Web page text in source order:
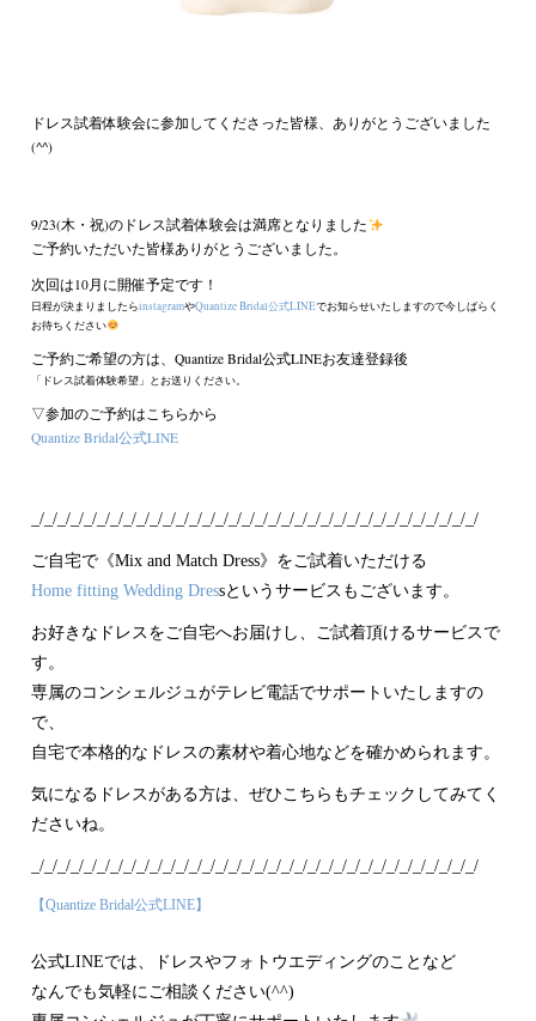
ドレス試着体験会に参加してくださった皆様、ありがとうございました
(^^)
9/23(木・祝)のドレス試着体験会は満席となりました
ご予約いただいた皆様ありがとうございました。
次回は10月に開催予定です！
日程が決まりましたらinstagramやQuantize Bridal公式LINEでお知らせいたしますので今しばらく
お待ちください
ご予約ご希望の方は、Quantize Bridal公式LINEお友達登録後
「ドレス試着体験希望」とお送りください。
▽参加のご予約はこちらから
Quantize Bridal公式LINE
_/_/_/_/_/_/_/_/_/_/_/_/_/_/_/_/_/_/_/_/_/_/_/_/_/_/_/_/_/_/_/_/_/_/
ご自宅で《Mix and Match Dress》をご試着いただける
Home fitting Wedding Dressというサービスもございます。
お好きなドレスをご自宅へお届けし、ご試着頂けるサービスで
す。
専属のコンシェルジュがテレビ電話でサポートいたしますの
で、
自宅で本格的なドレスの素材や着心地などを確かめられます。
気になるドレスがある方は、ぜひこちらもチェックしてみてく
ださいね。
_/_/_/_/_/_/_/_/_/_/_/_/_/_/_/_/_/_/_/_/_/_/_/_/_/_/_/_/_/_/_/_/_/_/
【Quantize Bridal公式LINE】
公式LINEでは、ドレスやフォトウエディングのことなど
なんでも気軽にご相談ください(^^)